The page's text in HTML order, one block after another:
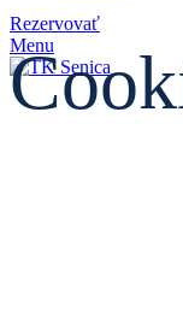
Rezervovať
Menu